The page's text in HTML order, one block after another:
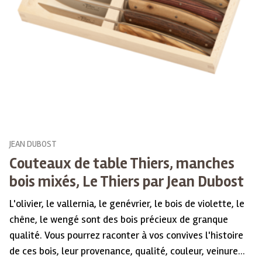
JEAN DUBOST
Couteaux de table Thiers, manches
bois mixés, Le Thiers par Jean Dubost
L'olivier, le vallernia, le genévrier, le bois de violette, le
chêne, le wengé sont des bois précieux de granque
qualité. Vous pourrez raconter à vos convives l'histoire
de ces bois, leur provenance, qualité, couleur, veinure...